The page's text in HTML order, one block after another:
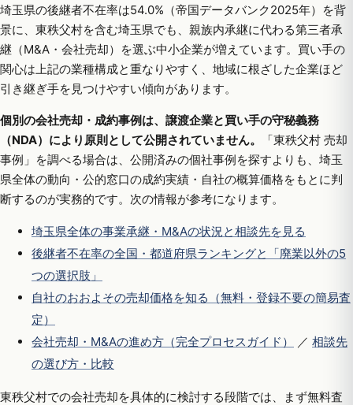
埼玉県の後継者不在率は54.0%（帝国データバンク2025年）を背
景に、東秩父村を含む埼玉県でも、親族内承継に代わる第三者承
継（M&A・会社売却）を選ぶ中小企業が増えています。買い手の
関心は上記の業種構成と重なりやすく、地域に根ざした企業ほど
引き継ぎ手を見つけやすい傾向があります。
個別の会社売却・成約事例は、譲渡企業と買い手の守秘義務
（NDA）により原則として公開されていません。
「東秩父村 売却
事例」を調べる場合は、公開済みの個社事例を探すよりも、埼玉
県全体の動向・公的窓口の成約実績・自社の概算価格をもとに判
断するのが実務的です。次の情報が参考になります。
埼玉県全体の事業承継・M&Aの状況と相談先を見る
後継者不在率の全国・都道府県ランキングと「廃業以外の5
つの選択肢」
自社のおおよその売却価格を知る（無料・登録不要の簡易査
定）
会社売却・M&Aの進め方（完全プロセスガイド）
／ 相談先
の選び方・比較
東秩父村での会社売却を具体的に検討する段階では、まず無料査